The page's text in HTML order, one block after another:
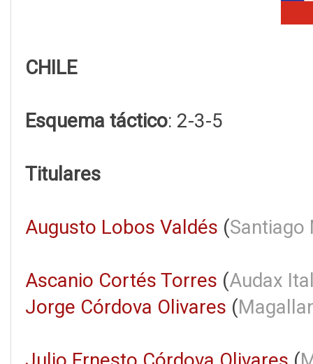
CHILE
Esquema táctico: 2-3-5
Titulares
Augusto Lobos Valdés (Santiago
Ascanio Cortés Torres (Audax
Jorge Córdova Olivares (